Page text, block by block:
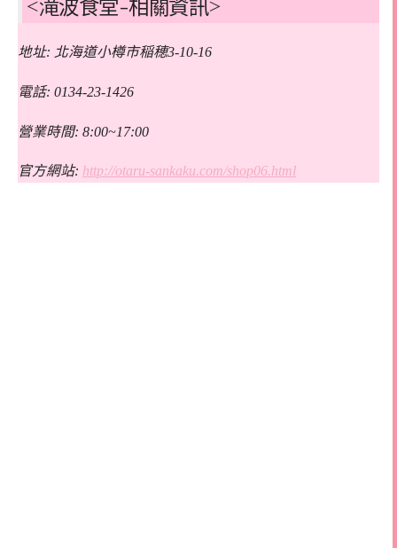
<滝波食堂-相關資訊>
地址: 北海道小樽市稲穂3-10-16
電話: 0134-23-1426
營業時間: 8:00~17:00
官方網站: http://otaru-sankaku.com/shop06.html